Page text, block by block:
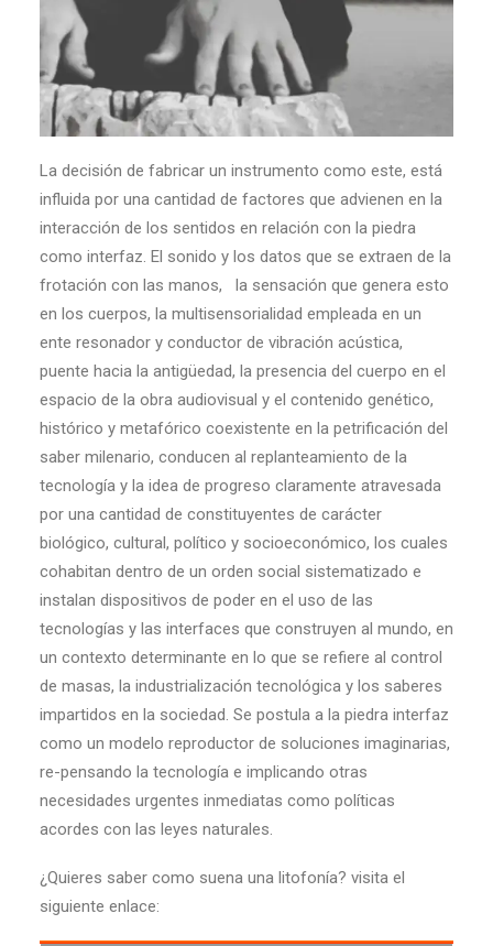
La decisión de fabricar un instrumento como este, está
influida por una cantidad de factores que advienen en la
interacción de los sentidos en relación con la piedra
como interfaz. El sonido y los datos que se extraen de la
frotación con las manos, la sensación que genera esto
en los cuerpos, la multisensorialidad empleada en un
ente resonador y conductor de vibración acústica,
puente hacia la antigüedad, la presencia del cuerpo en el
espacio de la obra audiovisual y el contenido genético,
histórico y metafórico coexistente en la petrificación del
saber milenario, conducen al replanteamiento de la
tecnología y la idea de progreso claramente atravesada
por una cantidad de constituyentes de carácter
biológico, cultural, político y socioeconómico, los cuales
cohabitan dentro de un orden social sistematizado e
instalan dispositivos de poder en el uso de las
tecnologías y las interfaces que construyen al mundo, en
un contexto determinante en lo que se refiere al control
de masas, la industrialización tecnológica y los saberes
impartidos en la sociedad. Se postula a la piedra interfaz
como un modelo reproductor de soluciones imaginarias,
re-pensando la tecnología e implicando otras
necesidades urgentes inmediatas como políticas
acordes con las leyes naturales.
¿Quieres saber como suena una litofonía? visita el
siguiente enlace: